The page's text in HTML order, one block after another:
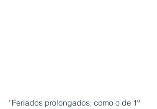
“Feriados prolongados, como o de 1º